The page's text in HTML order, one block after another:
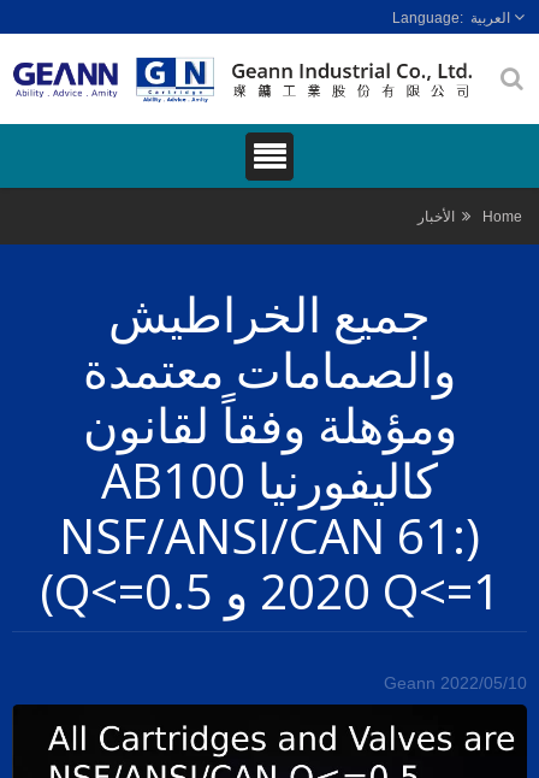
العربية
Home الأخبار
جميع الخراطيش
والصمامات معتمدة
ومؤهلة وفقاً لقانون
كاليفورنيا AB100
(NSF/ANSI/CAN 61:
2020 Q<=1 و Q<=0.5)
2022/05/10
Geann